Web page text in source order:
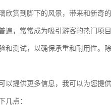
赏到脚下的风景，带来和新奇的
遍，常常成为吸引游客的热门项
和测试，以确保承重和耐用性。
提供更多信息，我可以为您提供
几点：